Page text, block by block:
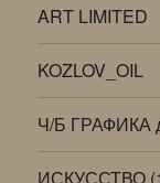
ART LIMITED
KOZLOV_OIL
Ч/Б ГРАФИКА